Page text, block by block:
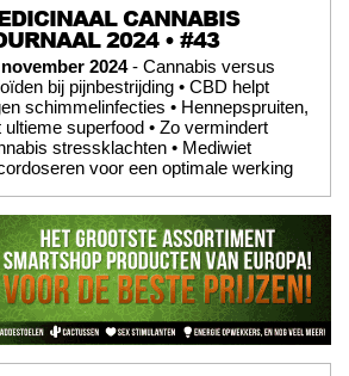
CANNABIS
2024 • #43
2024- Cannabis versus
bij pijnbestrijding • CBD helpt
schimmelinfecties • Hennepspruiten,
ultieme superfood • Zo vermindert
stressklachten • Mediwiet
voor een optimale werking